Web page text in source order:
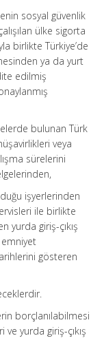
sosyal güvenlik
ülke sigorta
birlikte Türkiye’de
ya da yurt
edilmiş
bulunan Türk
veya
sürelerini
işyerlerinden
ile birlikte
yurda giriş-çıkış
gösteren
borçlanılabilmesi
yurda giriş-çıkış